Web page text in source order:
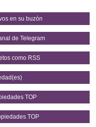
en su buzón
de Telegram
como RSS
TOP
TOP